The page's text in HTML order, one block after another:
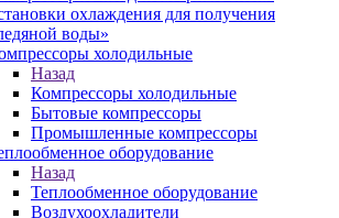
охлаждения для получения
воды»
холодильные
Назад
Компрессоры холодильные
Бытовые компрессоры
Промышленные компрессоры
оборудование
Назад
Теплообменное оборудование
Воздухоохладители